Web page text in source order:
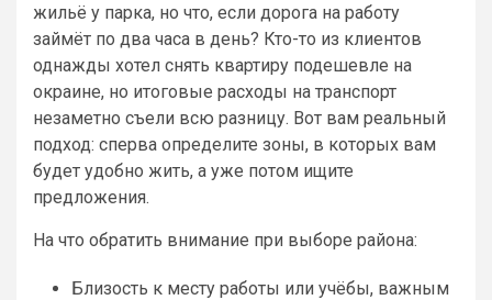
жильё у парка, но что, если дорога на работу
займёт по два часа в день? Кто-то из клиентов
однажды хотел снять квартиру подешевле на
окраине, но итоговые расходы на транспорт
незаметно съели всю разницу. Вот вам реальный
подход: сперва определите зоны, в которых вам
будет удобно жить, а уже потом ищите
предложения.
На что обратить внимание при выборе района:
Близость к месту работы или учёбы, важным